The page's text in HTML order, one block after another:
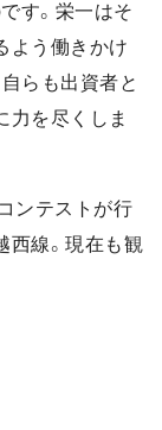
す。栄一はそ
よう働きかけ
らも出資者と
力を尽くしま
ンテストが行
西線。現在も観